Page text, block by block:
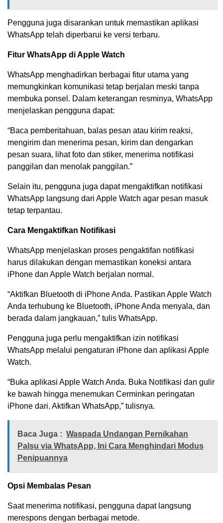
Pengguna juga disarankan untuk memastikan aplikasi
WhatsApp telah diperbarui ke versi terbaru.
Fitur WhatsApp di Apple Watch
WhatsApp menghadirkan berbagai fitur utama yang
memungkinkan komunikasi tetap berjalan meski tanpa
membuka ponsel. Dalam keterangan resminya, WhatsApp
menjelaskan pengguna dapat:
“Baca pemberitahuan, balas pesan atau kirim reaksi,
mengirim dan menerima pesan, kirim dan dengarkan
pesan suara, lihat foto dan stiker, menerima notifikasi
panggilan dan menolak panggilan.”
Selain itu, pengguna juga dapat mengaktifkan notifikasi
WhatsApp langsung dari Apple Watch agar pesan masuk
tetap terpantau.
Cara Mengaktifkan Notifikasi
WhatsApp menjelaskan proses pengaktifan notifikasi
harus dilakukan dengan memastikan koneksi antara
iPhone dan Apple Watch berjalan normal.
“Aktifkan Bluetooth di iPhone Anda. Pastikan Apple Watch
Anda terhubung ke Bluetooth, iPhone Anda menyala, dan
berada dalam jangkauan,” tulis WhatsApp.
Pengguna juga perlu mengaktifkan izin notifikasi
WhatsApp melalui pengaturan iPhone dan aplikasi Apple
Watch.
“Buka aplikasi Apple Watch Anda. Buka Notifikasi dan gulir
ke bawah hingga menemukan Cerminkan peringatan
iPhone dari. Aktifkan WhatsApp,” tulisnya.
Baca Juga : Waspada Undangan Pernikahan
Palsu via WhatsApp, Ini Cara Menghindari Modus
Penipuannya
Opsi Membalas Pesan
Saat menerima notifikasi, pengguna dapat langsung
merespons dengan berbagai metode.